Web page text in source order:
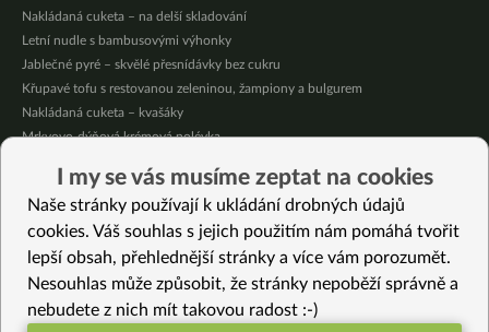
Nakládaná cuketa – na delší skladování
Letní nudle s bambusovými výhonky
Jablečné pyré – skvělé přesnídávky bez cukru
Křupavé tofu s restovanou zeleninou, žampiony a bulgurem
Nakládaná cuketa – kvašáky
Mrkvovo-dýňová krémová polévka
Osvěžující čaj s citronovými bylinkami
Nepečený jablečný dort s rybízem
Vybrané recepty
Krémová omáčka z hlívy a letní zeleniny
I my se vás musíme zeptat na cookies
Naše stránky používají k ukládání drobných údajů
cookies. Váš souhlas s jejich použitím nám pomáhá tvořit
lepší obsah, přehlednější stránky a více vám porozumět.
Nesouhlas může způsobit, že stránky nepoběží správně a
nebudete z nich mít takovou radost :-)